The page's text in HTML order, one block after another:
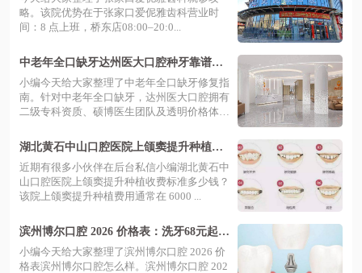
略。该院优势在于张家口爱伲雅齿科营业时
间：8 点上班，桥东店‌08:00–20:0...
中老年全口缺牙达州医大口腔种牙靠谱
吗？硕博团队微创种植技术好收费透明
小编今天给大家整理了中老年全口缺牙修复指
南。针对中老年全口缺牙，达州医大口腔拥有
二级专科资质、硕博医生团队及透明价格体
湖北黄石中山口腔医院上颌窦提升种植收
费标准多少钱？6800 元起，结合骨粉植入
方案安心种好牙！
近期有很多小伙伴在后台私信小编湖北黄石中
山口腔医院上颌窦提升种植收费标准多少钱？
该院上颌窦提升种植费用通常在 6000 ...
滨州博尔口腔 2026 价格表：洗牙68元起
+补牙120元起+矫正6800元起+种植2980元
起
小编今天给大家整理了滨州博尔口腔 2026 价
格表滨州博尔口腔怎么样。滨州博尔口腔 202